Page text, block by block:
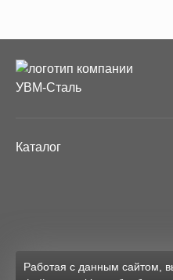
Каталог
Работая с данным сайтом,